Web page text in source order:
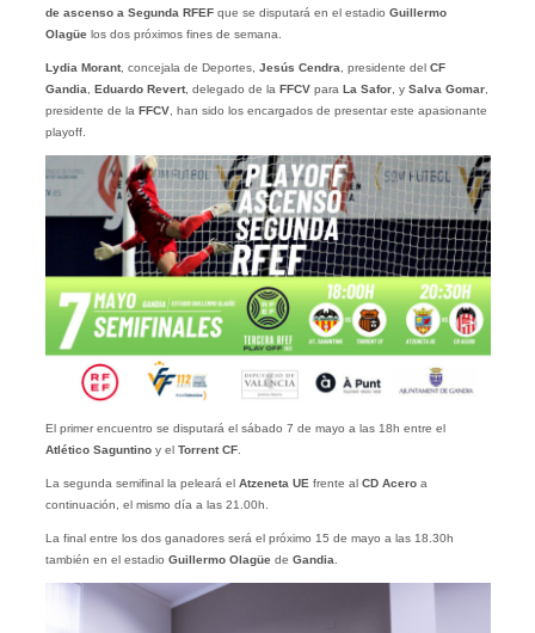
de ascenso a Segunda RFEFque se disputará en el estadio Guillermo
Olagüelos dos próximos fines de semana.
Lydia Morant, concejala de Deportes, Jesús Cendra , presidente del CF
Gandia
Eduardo Revert, delegado de la FFCVpara La Safor, y Salva Gomar,
presidente de la FFCV, han sido los encargados de presentar este apasionante
playoff.
El primer encuentro se disputará el sábado 7 de mayo a las 18h entre el
Atlético Saguntinoy el Torrent CF.
La segunda semifinal la peleará el Atzeneta UE frente al CD Aceroa
continuación, el mismo día a las 21.00h.
La final entre los dos ganadores será el próximo 15 de mayo a las 18.30h
también en el estadio Guillermo Olagüede Gandia